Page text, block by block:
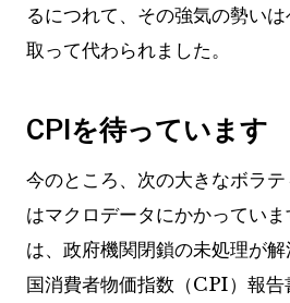
るにつれて、その強気の勢い
取って代わられました。
CPIを待っています
今のところ、次の大きなボラ
はマクロデータにかかってい
は、政府機関閉鎖の未処理が
国消費者物価指数（CPI）報